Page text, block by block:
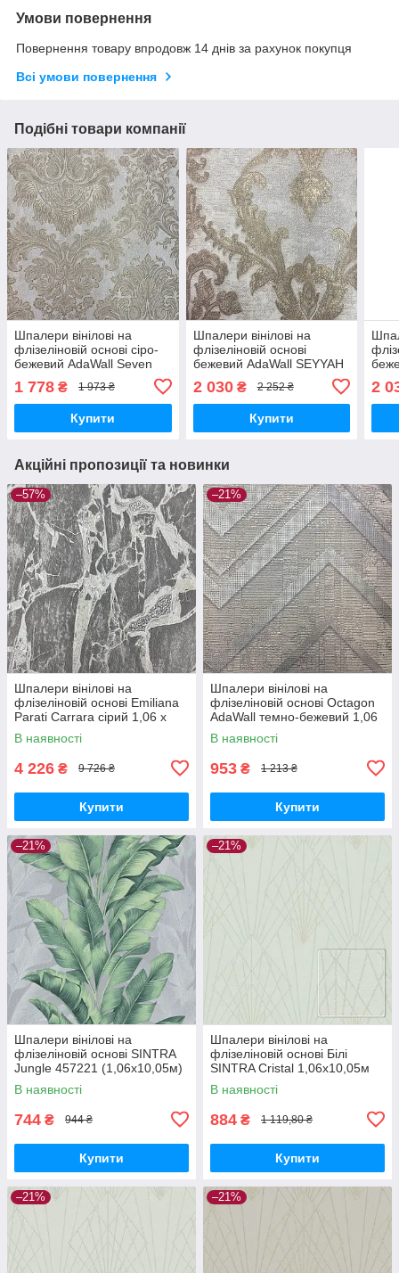
Умови повернення
Повернення товару впродовж 14 днів за рахунок покупця
Всі умови повернення
Подібні товари компанії
Шпалери вінілові на
флізеліновій основі сіро-
бежевий AdaWall Seven
1 778 ₴ 1 973 ₴
Купити
Шпалери вінілові на
флізеліновій основі
бежевий AdaWall SEYYAH
2 030₴ 2 252 ₴
Купити
2
Акційні пропозиції та новинки
–57%
Шпалери вінілові на
флізеліновій основі Emiliana
Parati Carrara сірий 1,06 х
10,05м (84608)
В наявності
4 226 ₴ 9 726 ₴
Купити
–21%
Шпалери вінілові на
флізеліновій основі Octagon
AdaWall темно-бежевий 1,06
х 10,05м (1207-2)
В наявності
953 ₴ 1 213 ₴
Купити
–21%
Шпалери вінілові на
флізеліновій основі SINTRA
Jungle 457221 (1,06х10,05м)
В наявності
744 ₴ 944 ₴
Купити
–21%
Шпалери вінілові на
флізеліновій основі Білі
SINTRA Cristal 1,06х10,05м
(524404)
В наявності
884 ₴ 1 119,80 ₴
Купити
–21% –21%